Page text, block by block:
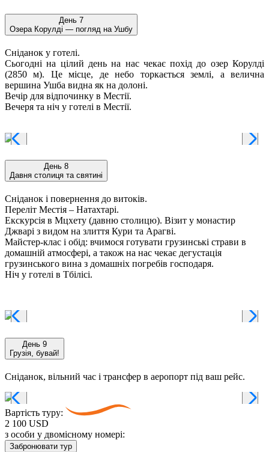
День 7
Озера Корулді — погляд на Ушбу
Сніданок у готелі.
Сьогодні на цілий день на нас чекає похід до озер Корулді
(2850 м). Це місце, де небо торкається землі, а велична
вершина Ушба видна як на долоні.
Вечір для відпочинку в Местії.
Вечеря та ніч у готелі в Местії.
День 8
Давня столиця та святині
Сніданок і повернення до витоків.
Переліт Местія – Натахтарі.
Екскурсія в Мцхету (давню столицю). Візит у монастир
Джварі з видом на злиття Кури та Арагві.
Майстер-клас і обід: вчимося готувати грузинські страви в
домашній атмосфері, а також на нас чекає дегустація
грузинського вина з домашніх погребів господаря.
Ніч у готелі в Тбілісі.
День 9
Грузія, бувай!
Сніданок, вільний час і трансфер в аеропорт під ваш рейс.
Вартість туру:
2 100 USD
з особи у двомісному номері:
Забронювати тур